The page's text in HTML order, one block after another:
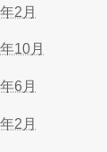
2月
10月
6月
2月